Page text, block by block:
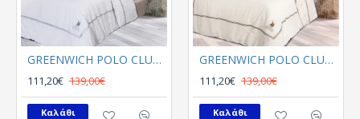
GREENWICH POLO CLUB ΣΕΤ ΣΕΝΤΟΝΙΑ KING 2127
111,20€ 139,00€
Καλάθι
GREENWICH POLO CLUB ΣΕΤ ΣΕΝΤΟΝΙΑ KING 2128
111,20€ 139,00€
Καλάθι